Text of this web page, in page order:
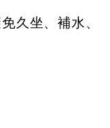
久坐、補水、